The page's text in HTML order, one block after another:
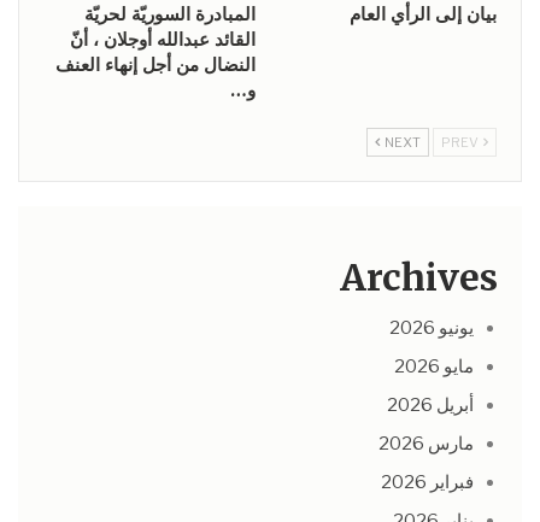
بيان إلى الرأي العام
المبادرة السوريّة لحريّة
القائد عبدالله أوجلان ، أنّ
النضال من أجل إنهاء العنف
و…
NEXT
Archives
يونيو 2026
مايو 2026
أبريل 2026
مارس 2026
فبراير 2026